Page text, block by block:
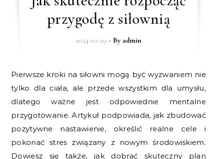
przygodę z siłownią
2024-10-29 - By admin
Pierwsze kroki na siłowni mogą być wyzwaniem nie
tylko dla ciała, ale przede wszystkim dla umysłu,
dlatego ważne jest odpowiednie mentalne
przygotowanie. Artykuł podpowiada, jak zbudować
pozytywne nastawienie, określić realne cele i
pokonać stres związany z nowym środowiskiem.
Dowiesz się także, jak dobrać skuteczny plan